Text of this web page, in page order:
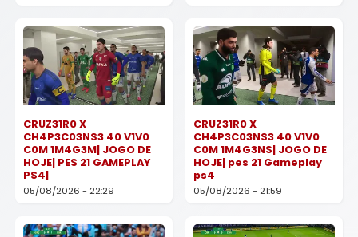
CRUZ31R0 X
CH4P3C03NS3 40 V1V0
C0M 1M4G3M| JOGO DE
HOJE| PES 21 GAMEPLAY
PS4|
05/08/2026 - 22:29
CRUZ31R0 X
CH4P3C03NS3 40 V1V0
C0M 1M4G3NS| JOGO DE
HOJE| pes 21 Gameplay
ps4
05/08/2026 - 21:59